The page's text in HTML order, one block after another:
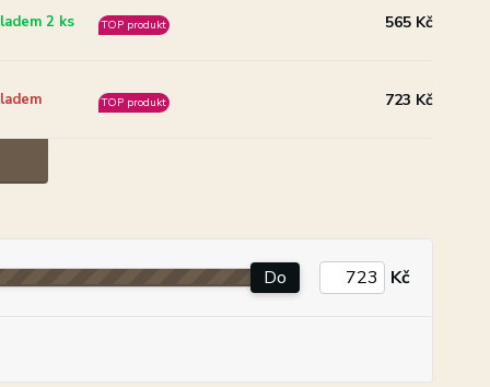
2 ks TOP produkt 565 Kč
TOP produkt 723 Kč
Do Kč